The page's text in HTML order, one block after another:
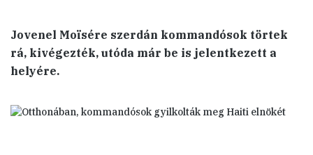
Jovenel Moïsére szerdán kommandósok törtek
rá, kivégezték, utóda már be is jelentkezett a
helyére.